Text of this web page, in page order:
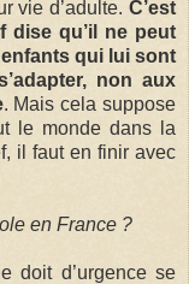
vie d’adulte. C’est
dise qu’il ne peut
qui lui sont
non aux
. Mais cela suppose
le monde dans la
il faut en finir avec
en France ?
doit d’urgence se